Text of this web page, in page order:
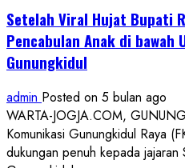
Mendapatkan
Sanksi
Tegas
BK
Setelah Viral Hujat Bupati
Pencabulan Anak di bawah
Gunungkidul
admin Posted on 5 bulan ago
WARTA-JOGJA.COM,
Komunikasi Gunungkidul Raya
dukungan penuh kepada jajaran